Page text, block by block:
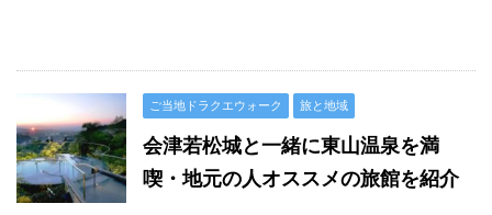
ご当地ドラクエウォーク 旅と地域
会津若松城と一緒に東山温泉を満
喫・地元の人オススメの旅館を紹介